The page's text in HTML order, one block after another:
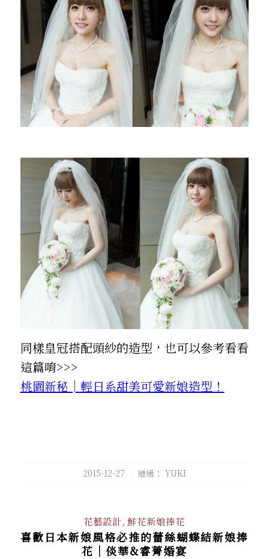
同樣皇冠搭配頭紗的造型，也可以參考看看
這篇唷>>>
桃園新秘│輕日系甜美可愛新娘造型！
2015-12-27
/ 通過： YUKI
花藝設計,鮮花新娘捧花
喜歡日本新娘風格必推的蕾絲蝴蝶結新娘捧
花│倓華&睿菁婚宴